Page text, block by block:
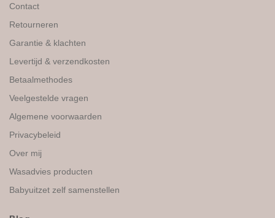
Contact
Retourneren
Garantie & klachten
Levertijd & verzendkosten
Betaalmethodes
Veelgestelde vragen
Algemene voorwaarden
Privacybeleid
Over mij
Wasadvies producten
Babyuitzet zelf samenstellen